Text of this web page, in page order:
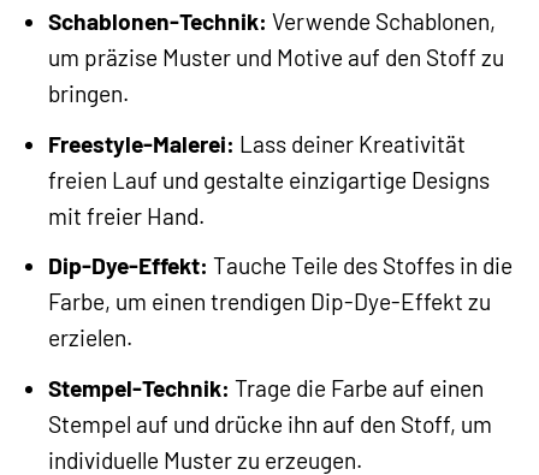
Schablonen-Technik: Verwende Schablonen,
um präzise Muster und Motive auf den Stoff zu
bringen.
Freestyle-Malerei: Lass deiner Kreativität
freien Lauf und gestalte einzigartige Designs
mit freier Hand.
Dip-Dye-Effekt: Tauche Teile des Stoffes in die
Farbe, um einen trendigen Dip-Dye-Effekt zu
erzielen.
Stempel-Technik: Trage die Farbe auf einen
Stempel auf und drücke ihn auf den Stoff, um
individuelle Muster zu erzeugen.